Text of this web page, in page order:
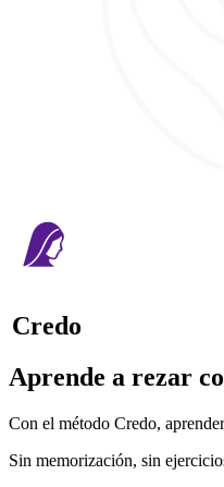
Credo
Aprende a rezar
Con el método Credo,
Sin memorización, sin